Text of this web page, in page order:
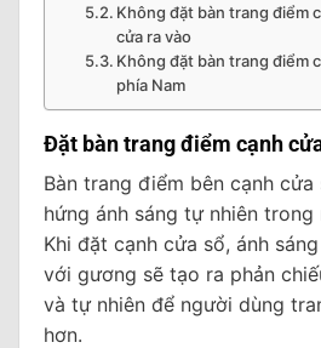
Không đặt bàn trang điểm
cửa ra vào
Không đặt bàn trang điểm
phía Nam
Đặt bàn trang điểm cạnh
Bàn trang điểm bên cạnh
hứng ánh sáng tự nhiên trong
Khi đặt cạnh cửa sổ, ánh
với gương sẽ tạo ra phản
và tự nhiên để người dùng
hơn.